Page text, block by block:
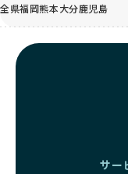
全県福岡熊本大分鹿児島
サー